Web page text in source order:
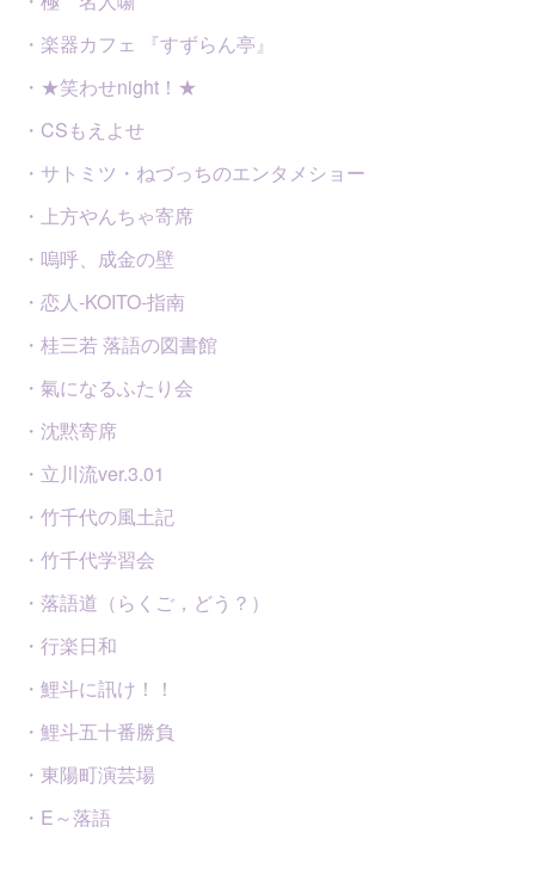
・楽器カフェ 『すずらん亭』
・★笑わせnight！★
・CSもえよせ
・サトミツ・ねづっちのエンタメショー
・上方やんちゃ寄席
・嗚呼、成金の壁
・恋人-KOITO-指南
・桂三若 落語の図書館
・氣になるふたり会
・沈黙寄席
・立川流ver.3.01
・竹千代の風土記
・竹千代学習会
・落語道（らくご，どう？）
・行楽日和
・鯉斗に訊け！！
・鯉斗五十番勝負
・東陽町演芸場
・E～落語